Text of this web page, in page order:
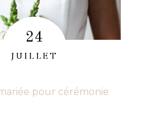
24
JUILLET
pour cérémonie